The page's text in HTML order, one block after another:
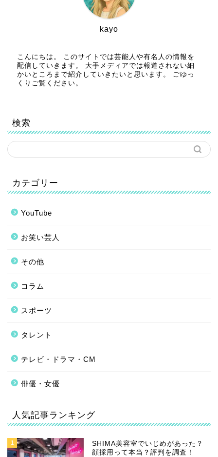
kayo
こんにちは。 このサイトでは芸能人や有名人の情報を
配信していきます。 大手メディアでは報道されない細
かいところまで紹介していきたいと思います。 ごゆっ
くりご覧ください。
検索
カテゴリー
YouTube
お笑い芸人
その他
コラム
スポーツ
タレント
テレビ・ドラマ・CM
俳優・女優
人気記事ランキング
1
SHIMA美容室でいじめがあった？
顔採用って本当？評判を調査！